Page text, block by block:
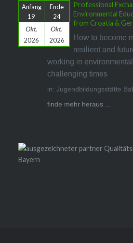
Anfang
19
Okt.
2026
Ende
24
Okt.
2026
Professional
Environmental
from Croatia &
How to become
resilient and
working in
challenging times
in: Jugendbildungsstätte
finde mehr heraus ...